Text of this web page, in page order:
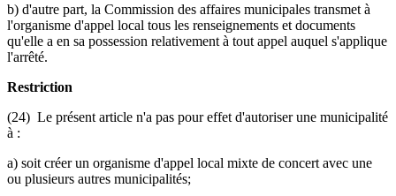
b) d'autre part, la Commission des affaires municipales transmet à
l'organisme d'appel local tous les renseignements et documents
qu'elle a en sa possession relativement à tout appel auquel s'applique
l'arrêté.
Restriction
(24) Le présent article n'a pas pour effet d'autoriser une municipalité
à :
a) soit créer un organisme d'appel local mixte de concert avec une
ou plusieurs autres municipalités;